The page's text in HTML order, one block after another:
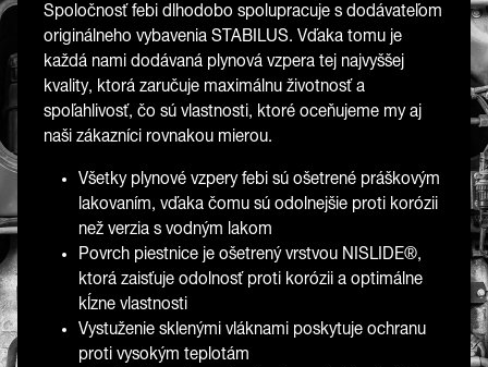
Spoločnosť febi dlhodobo spolupracuje s dodávateľom
originálneho vybavenia STABILUS. Vďaka tomu je
každá nami dodávaná plynová vzpera tej najvyššej
kvality, ktorá zaručuje maximálnu životnosť a
spoľahlivosť, čo sú vlastnosti, ktoré oceňujeme my aj
naši zákazníci rovnakou mierou.
Všetky plynové vzpery febi sú ošetrené práškovým
lakovaním, vďaka čomu sú odolnejšie proti korózii
než verzia s vodným lakom
Povrch piestnice je ošetrený vrstvou NISLIDE®,
ktorá zaisťuje odolnosť proti korózii a optimálne
kĺzne vlastnosti
Vystuženie sklenými vláknami poskytuje ochranu
proti vysokým teplotám